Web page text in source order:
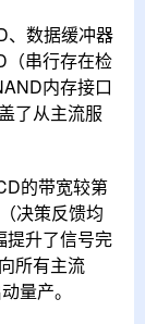
、数据缓冲器
（串行存在检
内存接口
了从主流服
的带宽较第
决策反馈均
提升了信号完
所有主流
量产。